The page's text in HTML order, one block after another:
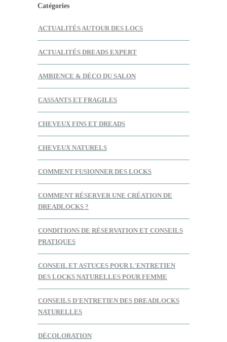
Catégories
ACTUALITÉS AUTOUR DES LOCS
ACTUALITÉS DREADS EXPERT
AMBIENCE & DÉCO DU SALON
CASSANTS ET FRAGILES
CHEVEUX FINS ET DREADS
CHEVEUX NATURELS
COMMENT FUSIONNER DES LOCKS
COMMENT RÉSERVER UNE CRÉATION DE
DREADLOCKS ?
CONDITIONS DE RÉSERVATION ET CONSEILS
PRATIQUES
CONSEIL ET ASTUCES POUR L'ENTRETIEN
DES LOCKS NATURELLES POUR FEMME
CONSEILS D'ENTRETIEN DES DREADLOCKS
NATURELLES
DÉCOLORATION